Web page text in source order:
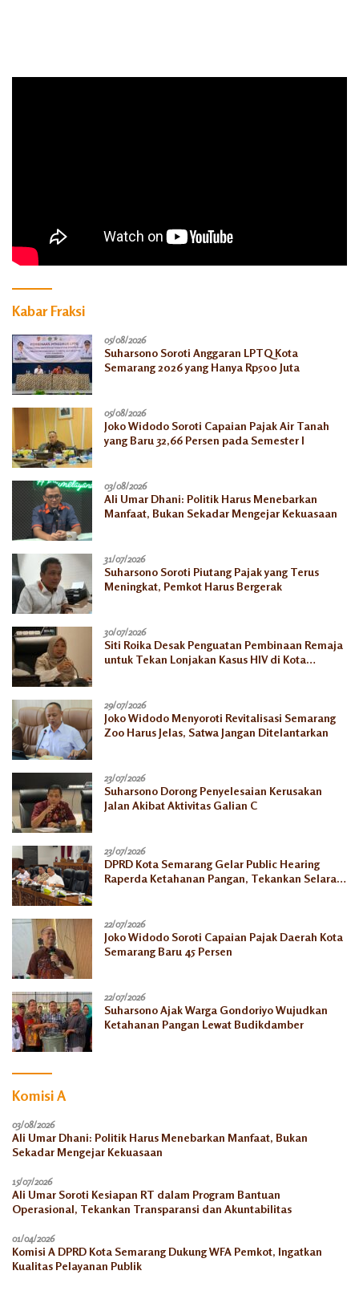
Kabar Fraksi
05/08/2026
Suharsono Soroti Anggaran LPTQ Kota
Semarang 2026 yang Hanya Rp500 Juta
05/08/2026
Joko Widodo Soroti Capaian Pajak Air Tanah
yang Baru 32,66 Persen pada Semester I
03/08/2026
Ali Umar Dhani: Politik Harus Menebarkan
Manfaat, Bukan Sekadar Mengejar Kekuasaan
31/07/2026
Suharsono Soroti Piutang Pajak yang Terus
Meningkat, Pemkot Harus Bergerak
30/07/2026
Siti Roika Desak Penguatan Pembinaan Remaja
untuk Tekan Lonjakan Kasus HIV di Kota
29/07/2026
Joko Widodo Menyoroti Revitalisasi Semarang
Zoo Harus Jelas, Satwa Jangan Ditelantarkan
23/07/2026
Suharsono Dorong Penyelesaian Kerusakan
Jalan Akibat Aktivitas Galian C
23/07/2026
DPRD Kota Semarang Gelar Public Hearing
Raperda Ketahanan Pangan, Tekankan Selaras
22/07/2026
Joko Widodo Soroti Capaian Pajak Daerah Kota
Semarang Baru 45 Persen
22/07/2026
Suharsono Ajak Warga Gondoriyo Wujudkan
Ketahanan Pangan Lewat Budikdamber
Komisi A
03/08/2026
Ali Umar Dhani: Politik Harus Menebarkan Manfaat, Bukan
Sekadar Mengejar Kekuasaan
15/07/2026
Ali Umar Soroti Kesiapan RT dalam Program Bantuan
Operasional, Tekankan Transparansi dan Akuntabilitas
01/04/2026
Komisi A DPRD Kota Semarang Dukung WFA Pemkot, Ingatkan
Kualitas Pelayanan Publik